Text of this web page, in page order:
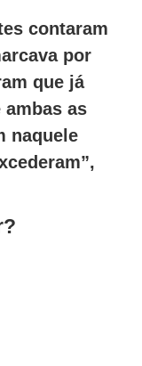
contaram
por
que já
ambas as
naquele